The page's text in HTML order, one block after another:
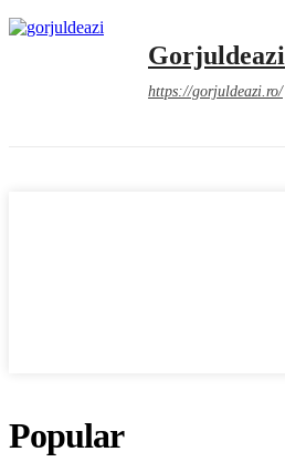
Gorjuldeazi
https://gorjuldeazi.ro/
Popular